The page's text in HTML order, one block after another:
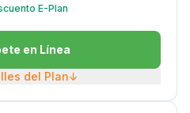
E-Plan
en Línea
del Plan↓